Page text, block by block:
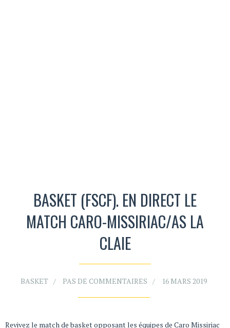
BASKET (FSCF). EN DIRECT LE
MATCH CARO-MISSIRIAC/AS LA
CLAIE
BASKET PAS DE COMMENTAIRES 16 MARS 2019
Revivez le match de basket opposant les équipes de Caro Missiriac